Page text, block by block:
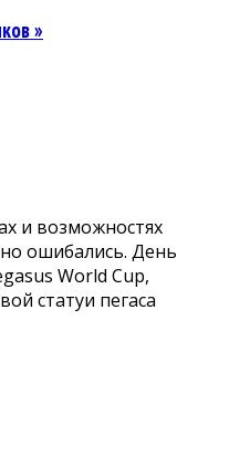
»
и возможностях
ошибались. День
World Cup,
статуи пегаса